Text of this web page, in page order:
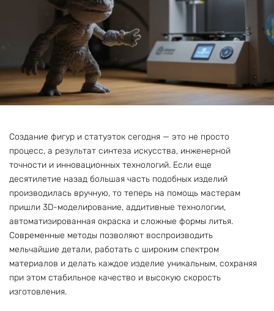
Создание фигур и статуэток сегодня — это не просто
процесс, а результат синтеза искусства, инженерной
точности и инновационных технологий. Если еще
десятилетие назад большая часть подобных изделий
производилась вручную, то теперь на помощь мастерам
пришли 3D-моделирование, аддитивные технологии,
автоматизированная окраска и сложные формы литья.
Современные методы позволяют воспроизводить
мельчайшие детали, работать с широким спектром
материалов и делать каждое изделие уникальным, сохраняя
при этом стабильное качество и высокую скорость
изготовления.